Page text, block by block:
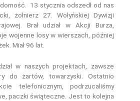
13 stycznia odszedł od nas
żołnierz 27. Wołyńskiej Dywizji
Brał udział w Akcji Burza,
wojenne losy w wierszach, później
Miał 96 lat.
w naszych projektach, zawsze
do żartów, towarzyski. Ostatnio
telefonicznym, podrzucaliśmy
paczki świąteczne. Jest to kolejna